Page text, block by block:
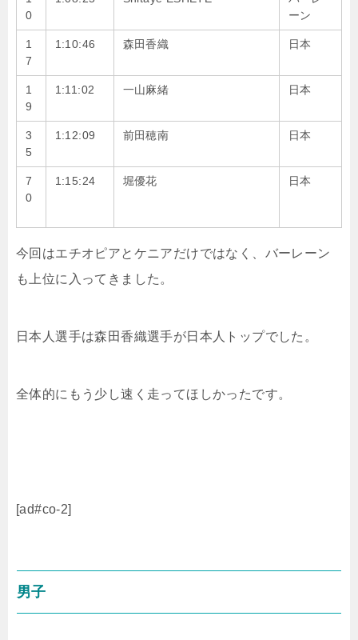
0
ーン
1
7
1:10:46 森田香織 日本
1
9
1:11:02 一山麻緒 日本
3
5
1:12:09 前田穂南 日本
7
0
1:15:24 堀優花 日本
今回はエチオピアとケニアだけではなく、バーレーン
も上位に入ってきました。
日本人選手は森田香織選手が日本人トップでした。
全体的にもう少し速く走ってほしかったです。
[ad#co-2]
男子